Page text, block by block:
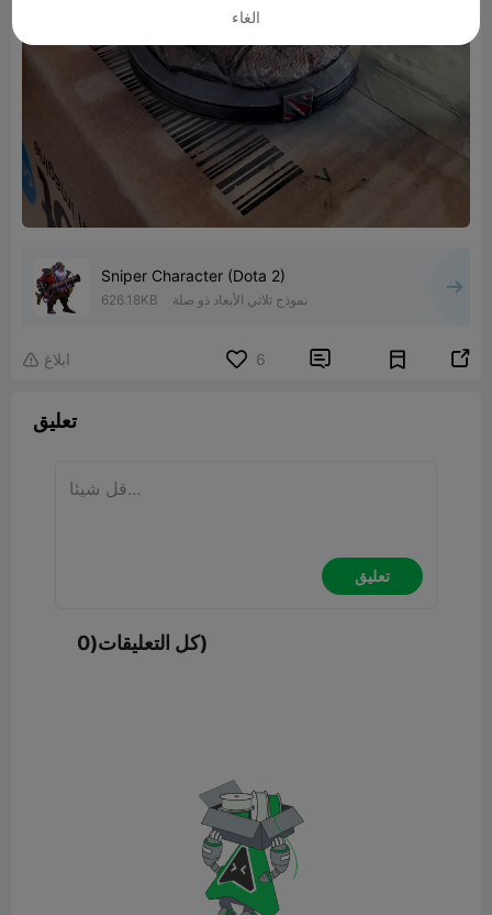
Sniper Character (Dota 2)
626.18KB نموذج ثلاثي الأبعاد ذو صلة
 ابلاغ 6  
تعليق
تعليق
كل التعليقات(0)
الغاء